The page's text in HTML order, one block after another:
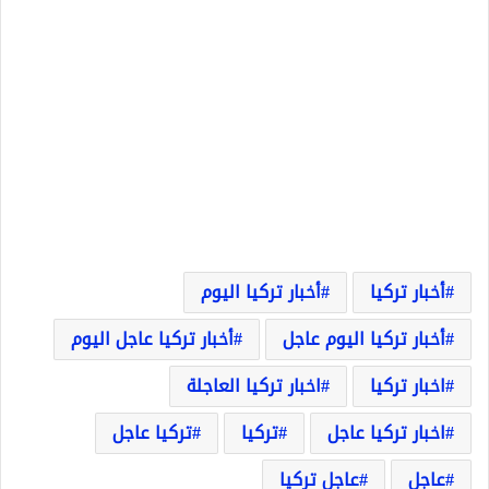
أخبار تركيا
أخبار تركيا اليوم
أخبار تركيا اليوم عاجل
أخبار تركيا عاجل اليوم
اخبار تركيا
اخبار تركيا العاجلة
اخبار تركيا عاجل
تركيا
تركيا عاجل
عاجل
عاجل تركيا